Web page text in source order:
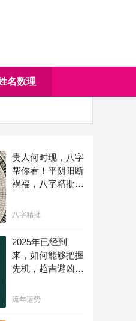
名数理
贵人何时现，八字
帮你看！平阴阳断
祸福，八字精批批
八字精批
2025年已经到
来，如何能够把握
先机，趋吉避凶，
处查看！
流年运势